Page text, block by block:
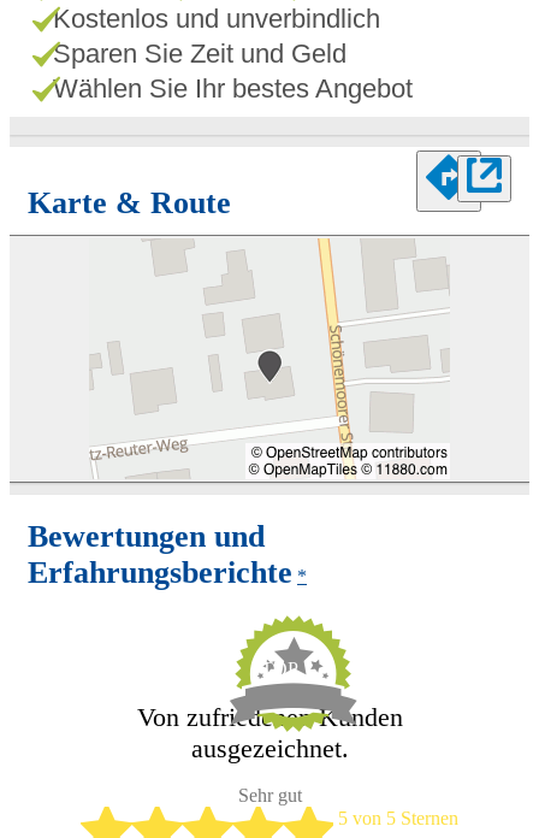
Kostenlos und unverbindlich
Sparen Sie Zeit und Geld
Wählen Sie Ihr bestes Angebot
Karte & Route
Bewertungen und
Erfahrungsberichte *
TOP
Von zufriedenen Kunden
ausgezeichnet.
Sehr gut
5 von 5 Sternen